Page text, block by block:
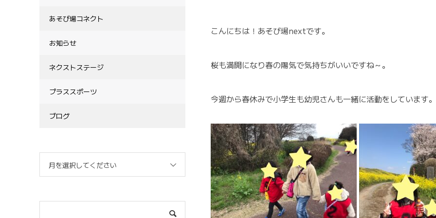
こんにちは！あそび場nextです。
桜も満開になり春の陽気で気持ちがいいですね～。
今週から春休みで小学生も幼児さんも一緒に活動をしています。
あそび場コネクト
お知らせ
ネクストステージ
プラススポーツ
ブログ
月を選択してください